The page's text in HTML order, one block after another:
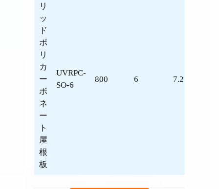
リ
ッ
ド
ポ
リ
カ
ー
ボ
ネ
ー
ト
屋
根
板
UVRPC-
SO-6
800 6 7.2